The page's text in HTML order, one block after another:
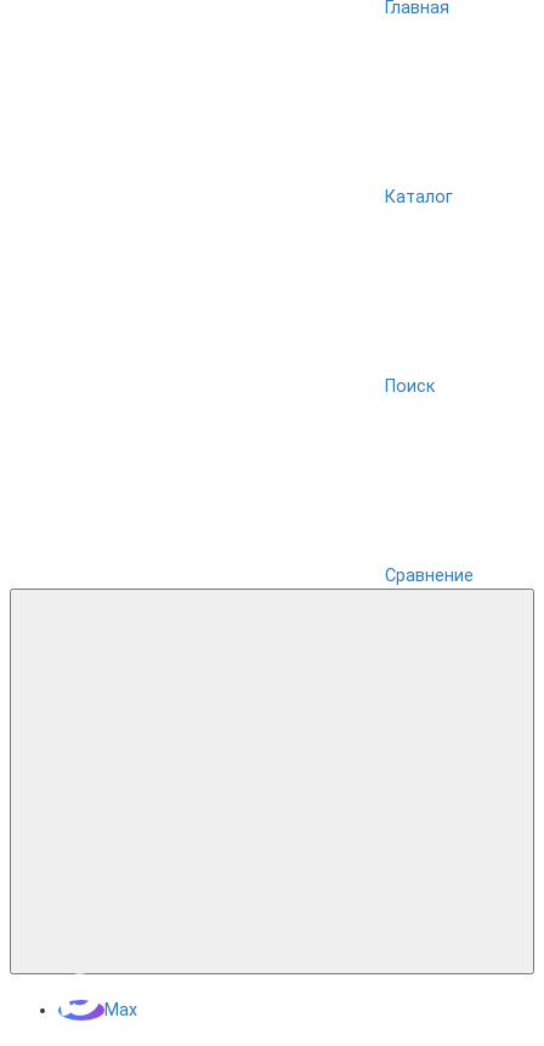
Главная
Каталог
Поиск
Сравнение
Max